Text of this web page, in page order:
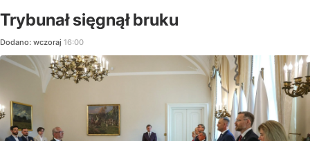
Trybunał sięgnął bruku
Dodano: wczoraj 16:00